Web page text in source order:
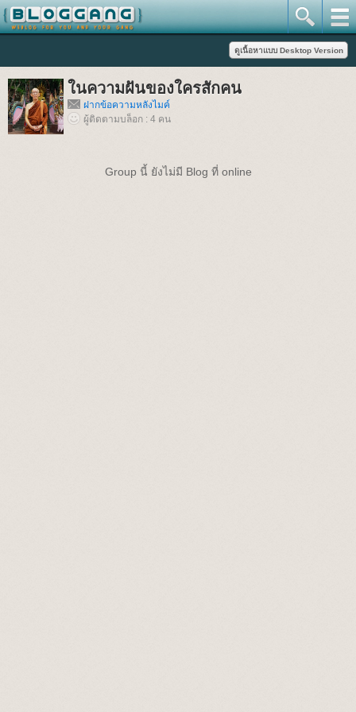
ในความฝันของใครสักคน
ฝากข้อความหลังไมค์
ผู้ติดตามบล็อก : 4 คน
Group นี้ ยังไม่มี Blog ที่ online